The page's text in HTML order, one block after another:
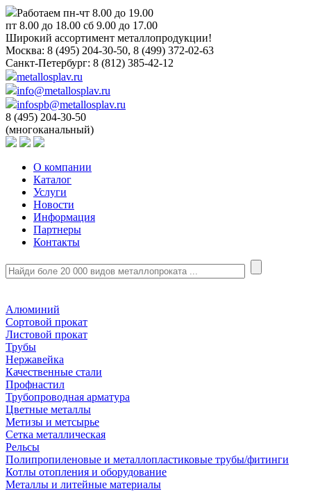
Работаем пн-чт 8.00 до 19.00
пт 8.00 до 18.00 сб 9.00 до 17.00
Широкий ассортимент металлопродукции!
Москва: 8 (495) 204-30-50, 8 (499) 372-02-63
Санкт-Петербург: 8 (812) 385-42-12
metallosplav.ru
info@metallosplav.ru
infospb@metallosplav.ru
8 (495) 204-30-50
(многоканальный)
О компании
Каталог
Услуги
Новости
Информация
Партнеры
Контакты
Алюминий
Сортовой прокат
Листовой прокат
Трубы
Нержавейка
Качественные стали
Профнастил
Трубопроводная арматура
Цветные металлы
Метизы и метсырье
Сетка металлическая
Рельсы
Полипропиленовые и металлопластиковые трубы/фитинги
Котлы отопления и оборудование
Металлы и литейные материалы